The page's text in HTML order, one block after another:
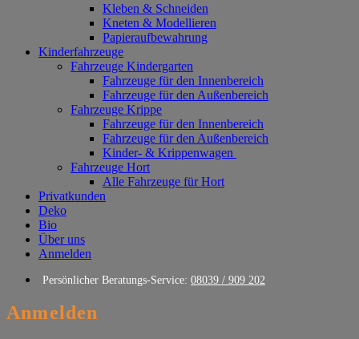
Kleben & Schneiden
Kneten & Modellieren
Papieraufbewahrung
Kinderfahrzeuge
Fahrzeuge Kindergarten
Fahrzeuge für den Innenbereich
Fahrzeuge für den Außenbereich
Fahrzeuge Krippe
Fahrzeuge für den Innenbereich
Fahrzeuge für den Außenbereich
Kinder- & Krippenwagen
Fahrzeuge Hort
Alle Fahrzeuge für Hort
Privatkunden
Deko
Bio
Über uns
Anmelden
Persönlicher Beratungs-Service: 08039 / 909 202
Anmelden